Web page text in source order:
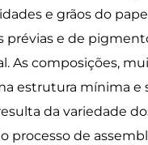
e grãos do
prévias e de
As composições,
estrutura mínima e
da variedade
processo de